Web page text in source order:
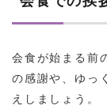
会食が始まる前
の感謝や、ゆっ
えしましょう。